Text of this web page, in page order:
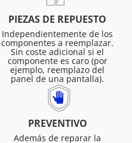
PIEZAS DE REPUESTO
Independientemente de los
componentes a reemplazar.
Sin coste adicional si el
componente es caro (por
ejemplo, reemplazo del
panel de una pantalla).
PREVENTIVO
Además de reparar la